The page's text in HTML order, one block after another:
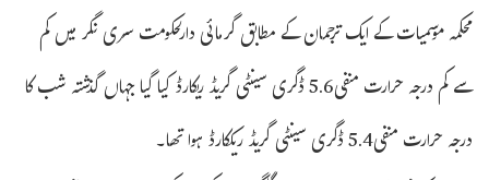
محکمہ موسمیات کے ایک ترجمان کے مطابق گرمائی دارلحکومت سری نگر میں کم
سے کم درجہ حرارت منفی5.6 ڈگری سینٹی گریڈ ریکارڈ کیا گیا جہاں گذشتہ شب کا
درجہ حرارت منفی5.4 ڈگری سینٹی گریڈ ریککارڈ ہوا تھا۔